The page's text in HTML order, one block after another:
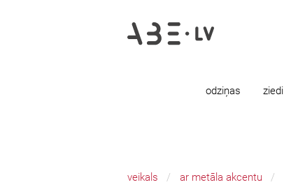
odziņas ziedi
veikals ar metāla akcentu